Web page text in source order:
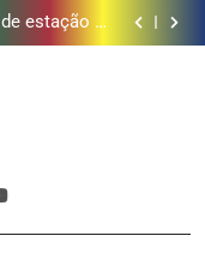
estação de
de água
vinhos para
o que
e Gustavo
140 crianças
estação de
de água
vinhos para
o que
com ele
e Gustavo
Em Destaque!